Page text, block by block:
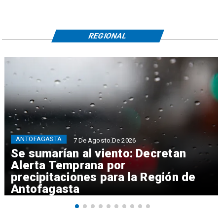
Se sumarían al viento: Decretan
Alerta Temprana por
precipitaciones para la Región de
Antofagasta
ANTOFAGASTA 7 De Agosto De 2026
REGIONAL